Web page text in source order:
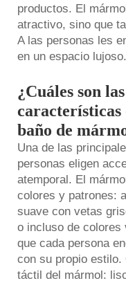
productos. El
atractivo, sino que
A las personas les
en un espacio lujoso.
¿Cuáles son
características
baño de
Una de las
personas eligen
atemporal. El
colores y patrones:
suave con vetas
o incluso de
que cada persona
con su propio
táctil del mármol: